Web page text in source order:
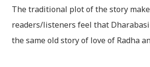
The traditional plot of the story
readers/listeners feel that
the same old story of love of Radha